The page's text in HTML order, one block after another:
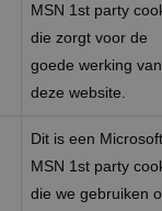
MSN 1st party
die zorgt voor de
goede werking van
deze website.
Dit is een Microsoft
MSN 1st party
die we gebruiken